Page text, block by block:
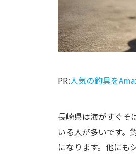
PR:人気の釣具を
長崎県は海がすぐそ
いる人が多いです。
になります。他にも